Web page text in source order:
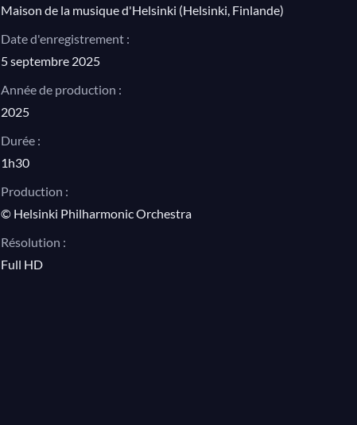
Maison de la musique d'Helsinki (Helsinki, Finlande)
Date d'enregistrement :
5 septembre 2025
Année de production :
2025
Durée :
1h30
Production :
© Helsinki Philharmonic Orchestra
Résolution :
Full HD